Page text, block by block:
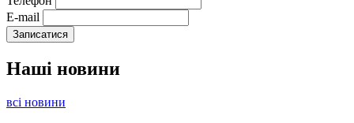
E-mail
Наші новини
всі новини